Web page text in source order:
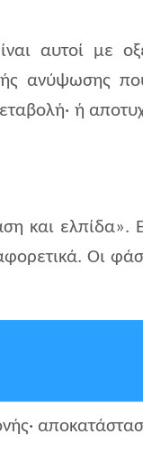
αυτοί με
ανύψωσης
ή
και ελπίδα».
Οι